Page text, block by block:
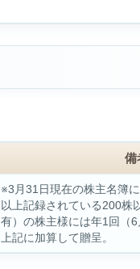
備
※3月31日現在の株主名簿
以上記録されている200株
有）の株主様には年1回（
上記に加算して贈呈。